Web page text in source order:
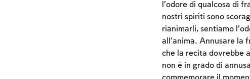
l’odore di qualcosa di
nostri spiriti sono
rianimarli, sentiamo
all’anima. Annusare la
che la recita dovrebbe
non è in grado di